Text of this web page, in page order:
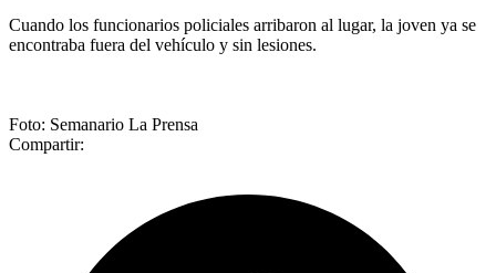
Cuando los funcionarios policiales arribaron al lugar, la joven ya se
encontraba fuera del vehículo y sin lesiones.
Foto: Semanario La Prensa
Compartir: